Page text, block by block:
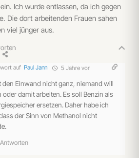
Ich wurde entlassen, da ich gegen
Die dort arbeitenden Frauen sahen
viel jünger aus.
auf Paul Jann 5 Jahre vor
den Einwand nicht ganz, niemand will
damit arbeiten. Es soll Benzin als
ersetzen. Daher habe ich
der Sinn von Methanol nicht
Antworten